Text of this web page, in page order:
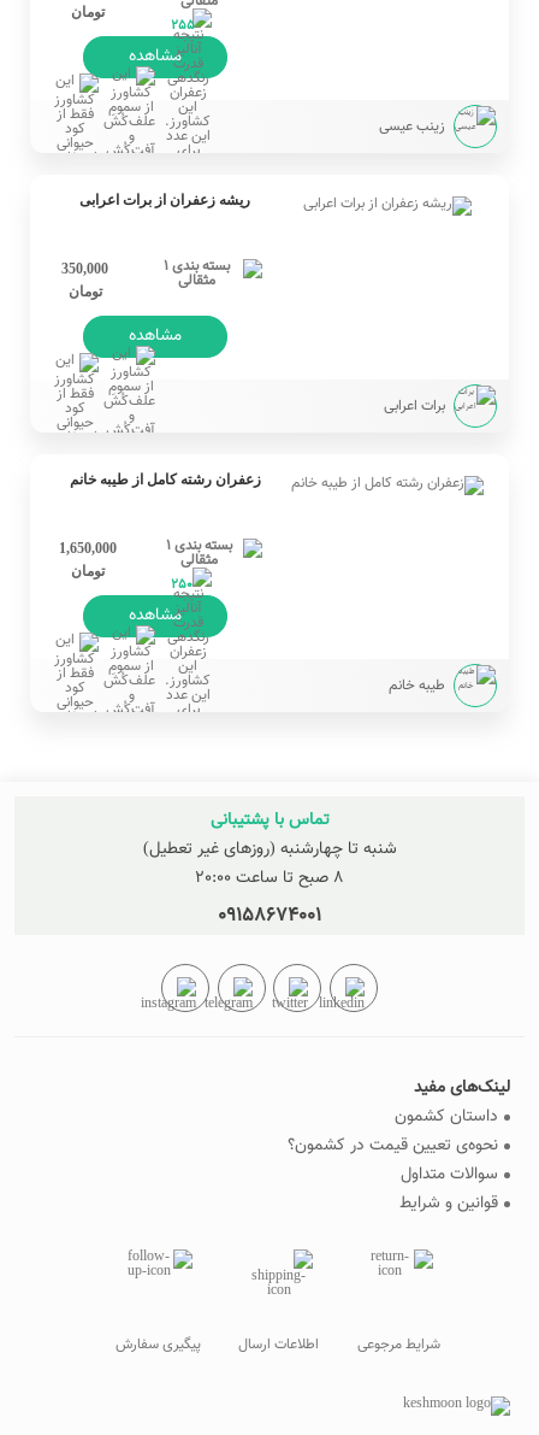
تومان
مشاهده
زینب عیسی
255
ریشه زعفران از برات اعرابی
350,000
تومان
مشاهده
برات اعرابی
زعفران رشته کامل از طیبه خانم
1,650,000
تومان
مشاهده
طیبه خانم
250
تماس با پشتیبانی
شنبه تا چهارشنبه (روزهای غیر تعطیل)
8 صبح تا ساعت 20:00
09158674001
لینک‌های مفید
داستان کشمون
نحوه‌ی تعیین قیمت در کشمون؟
سوالات متداول
قوانین و شرایط
شرایط مرجوعی اطلاعات ارسال پیگیری سفارش